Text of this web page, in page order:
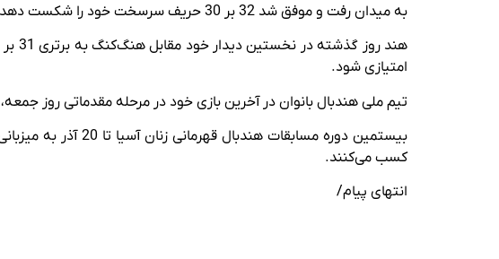
به میدان رفت و موفق شد 32 بر 30 حریف سرسخت خود را شکست دهد و 2 امتیاز ارزشمند این بازی را کسب کند.
امتیازی شود.
تیم ملی هندبال بانوان در آخرین بازی خود در مرحله مقدماتی روز جمعه، 16 آذر به مصاف هنگ‌کنگ می‌رود.
کسب می‌کنند.
انتهای پیام/